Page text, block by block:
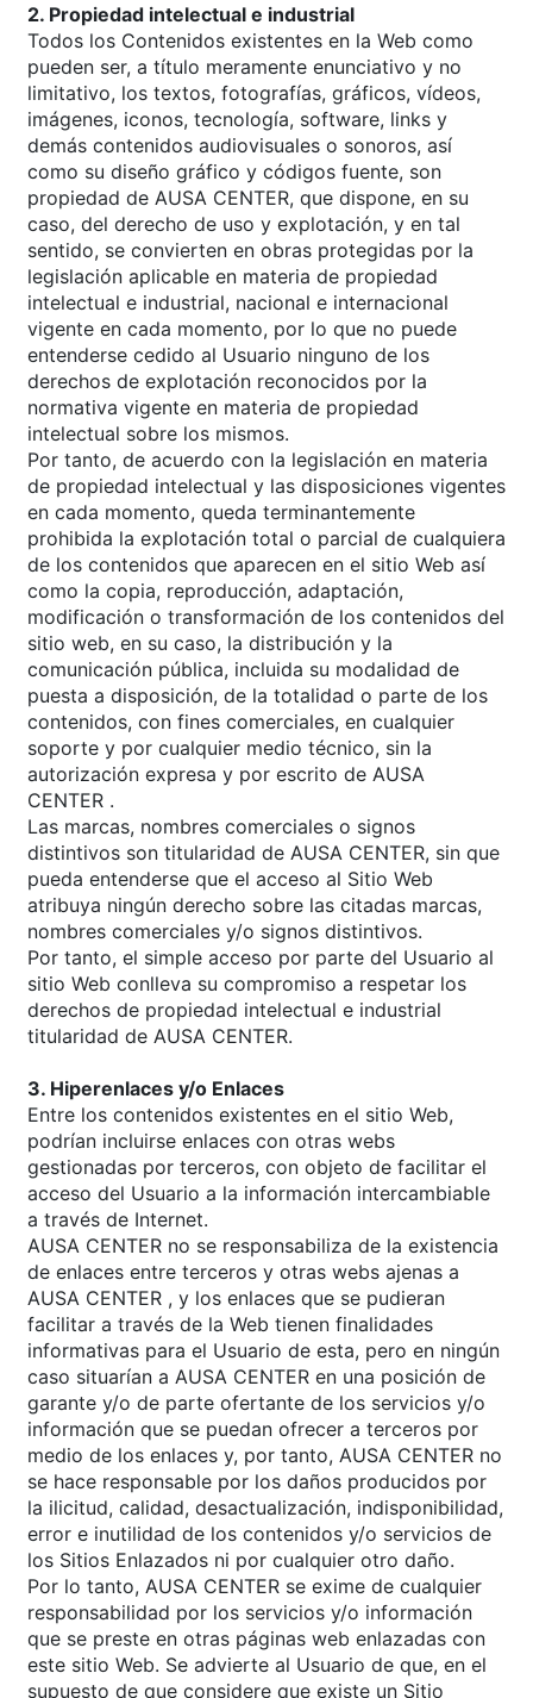
2. Propiedad intelectual e industrial
Todos los Contenidos existentes en la Web como
pueden ser, a título meramente enunciativo y no
limitativo, los textos, fotografías, gráficos, vídeos,
imágenes, iconos, tecnología, software, links y
demás contenidos audiovisuales o sonoros, así
como su diseño gráfico y códigos fuente, son
propiedad de AUSA CENTER, que dispone, en su
caso, del derecho de uso y explotación, y en tal
sentido, se convierten en obras protegidas por la
legislación aplicable en materia de propiedad
intelectual e industrial, nacional e internacional
vigente en cada momento, por lo que no puede
entenderse cedido al Usuario ninguno de los
derechos de explotación reconocidos por la
normativa vigente en materia de propiedad
intelectual sobre los mismos.
Por tanto, de acuerdo con la legislación en materia
de propiedad intelectual y las disposiciones vigentes
en cada momento, queda terminantemente
prohibida la explotación total o parcial de cualquiera
de los contenidos que aparecen en el sitio Web así
como la copia, reproducción, adaptación,
modificación o transformación de los contenidos del
sitio web, en su caso, la distribución y la
comunicación pública, incluida su modalidad de
puesta a disposición, de la totalidad o parte de los
contenidos, con fines comerciales, en cualquier
soporte y por cualquier medio técnico, sin la
autorización expresa y por escrito de AUSA
CENTER .
Las marcas, nombres comerciales o signos
distintivos son titularidad de AUSA CENTER, sin que
pueda entenderse que el acceso al Sitio Web
atribuya ningún derecho sobre las citadas marcas,
nombres comerciales y/o signos distintivos.
Por tanto, el simple acceso por parte del Usuario al
sitio Web conlleva su compromiso a respetar los
derechos de propiedad intelectual e industrial
titularidad de AUSA CENTER.
3. Hiperenlaces y/o Enlaces
Entre los contenidos existentes en el sitio Web,
podrían incluirse enlaces con otras webs
gestionadas por terceros, con objeto de facilitar el
acceso del Usuario a la información intercambiable
a través de Internet.
AUSA CENTER no se responsabiliza de la existencia
de enlaces entre terceros y otras webs ajenas a
AUSA CENTER , y los enlaces que se pudieran
facilitar a través de la Web tienen finalidades
informativas para el Usuario de esta, pero en ningún
caso situarían a AUSA CENTER en una posición de
garante y/o de parte ofertante de los servicios y/o
información que se puedan ofrecer a terceros por
medio de los enlaces y, por tanto, AUSA CENTER no
se hace responsable por los daños producidos por
la ilicitud, calidad, desactualización, indisponibilidad,
error e inutilidad de los contenidos y/o servicios de
los Sitios Enlazados ni por cualquier otro daño.
Por lo tanto, AUSA CENTER se exime de cualquier
responsabilidad por los servicios y/o información
que se preste en otras páginas web enlazadas con
este sitio Web. Se advierte al Usuario de que, en el
supuesto de que considere que existe un Sitio